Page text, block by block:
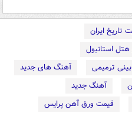
تاریخ ایران
هتل استانبول
ترمیمی
آهنگ های جدید
آهنگ جدید
قیمت ورق آهن پرایس